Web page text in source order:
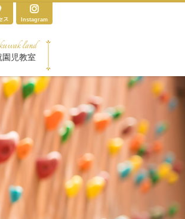
Instagram
land
園児教室